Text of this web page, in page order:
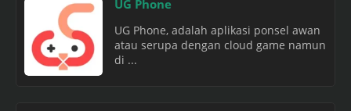
UG Phone
UG Phone, adalah aplikasi ponsel awan
atau serupa dengan cloud game namun
di ...